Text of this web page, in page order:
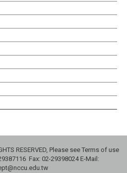
RESERVED, Please see Terms of use
Fax: 02-29398024 E-Mail: